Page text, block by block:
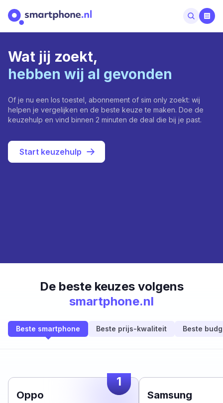
Wat jij zoekt,
hebben wij al gevonden
Of je nu een los toestel, abonnement of sim only zoekt: wij
helpen je vergelijken en de beste keuze te maken. Doe de
keuzehulp en vind binnen 2 minuten de deal die bij je past.
Start keuzehulp
De beste keuzes volgens
smartphone.nl
Beste smartphone Beste prijs-kwaliteit Beste
1
Oppo
Samsung